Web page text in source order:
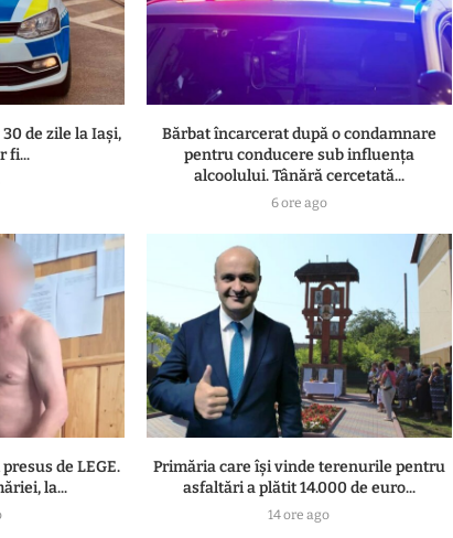
de zile la Iași,
fi...
Bărbat încarcerat după o condamnare
pentru conducere sub influența
alcoolului. Tânără cercetată...
6 ore ago
de LEGE.
la...
Primăria care își vinde terenurile pentru
asfaltări a plătit 14.000 de euro...
14 ore ago